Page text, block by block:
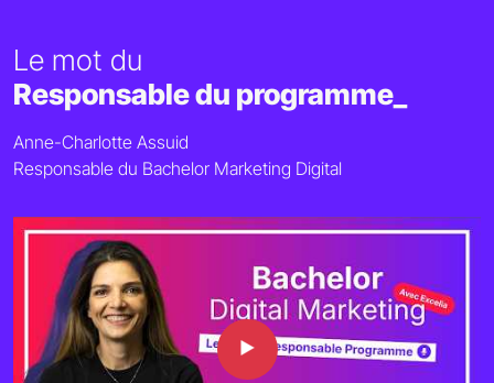
Le mot du
Responsable du programme_
Anne-Charlotte Assuid
Responsable du Bachelor Marketing Digital